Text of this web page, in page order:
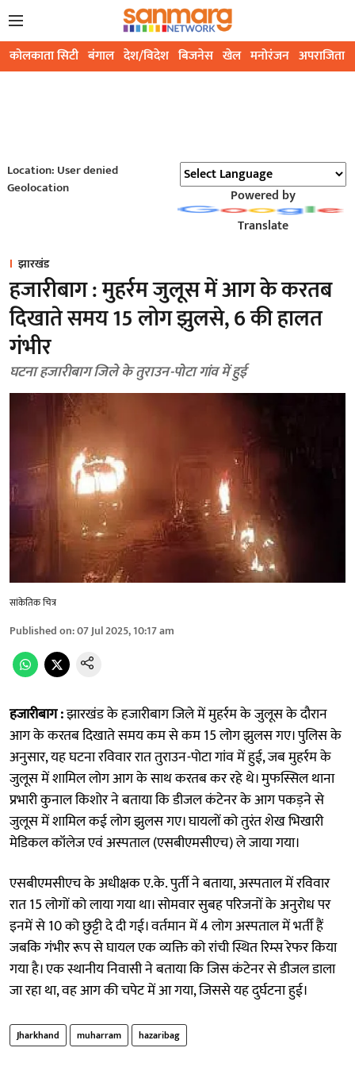
कोलकाता सिटी बंगाल देश/विदेश बिजनेस खेल मनोरंजन अपराजिता
Location: User denied
Geolocation
Powered by
Translate
झारखंड
हजारीबाग : मुहर्रम जुलूस में आग के करतब
दिखाते समय 15 लोग झुलसे, 6 की हालत
गंभीर
घटना हजारीबाग जिले के तुराउन-पोटा गांव में हुई
सांकेतिक चित्र
Published on:07 Jul 2025, 10:17 am
हजारीबाग :झारखंड के हजारीबाग जिले में मुहर्रम के जुलूस के दौरान
आग के करतब दिखाते समय कम से कम 15 लोग झुलस गए। पुलिस के
अनुसार, यह घटना रविवार रात तुराउन-पोटा गांव में हुई, जब मुहर्रम के
जुलूस में शामिल लोग आग के साथ करतब कर रहे थे। मुफस्सिल थाना
प्रभारी कुनाल किशोर ने बताया कि डीजल कंटेनर के आग पकड़ने से
जुलूस में शामिल कई लोग झुलस गए। घायलों को तुरंत शेख भिखारी
मेडिकल कॉलेज एवं अस्पताल (एसबीएमसीएच) ले जाया गया।
एसबीएमसीएच के अधीक्षक ए.के. पुर्ती ने बताया, अस्पताल में रविवार
रात 15 लोगों को लाया गया था। सोमवार सुबह परिजनों के अनुरोध पर
इनमें से 10 को छुट्टी दे दी गई। वर्तमान में 4 लोग अस्पताल में भर्ती हैं
जबकि गंभीर रूप से घायल एक व्यक्ति को रांची स्थित रिम्स रेफर किया
गया है। एक स्थानीय निवासी ने बताया कि जिस कंटेनर से डीजल डाला
जा रहा था, वह आग की चपेट में आ गया, जिससे यह दुर्घटना हुई।
Jharkhand muharram hazaribag